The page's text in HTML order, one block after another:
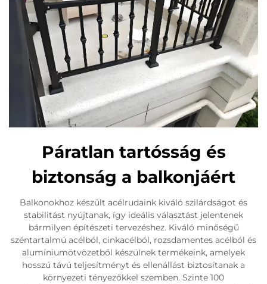
Páratlan tartósság és
biztonság a balkonjáért
Balkonokhoz készült acélrudaink kiváló szilárdságot és
stabilitást nyújtanak, így ideális választást jelentenek
bármilyen építészeti tervezéshez. Kiváló minőségű
széntartalmú acélból, cinkacélból, rozsdamentes acélból és
alumíniumötvözetből készülnek termékeink, amelyek
hosszú távú teljesítményt és ellenállást biztosítanak a
környezeti tényezőkkel szemben. Szinte 100